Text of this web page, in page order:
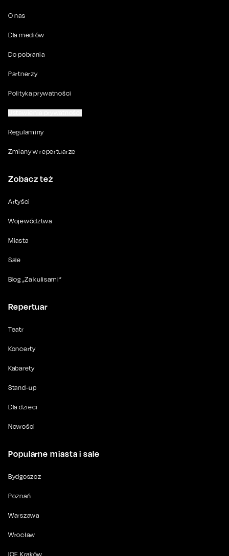
O nas
Dla mediów
Do pobrania
Partnerzy
Polityka prywatności
Regulaminy
Zmiany w repertuarze
Zobacz też
Artyści
Województwa
Miasta
Sale
Blog „Za kulisami”
Repertuar
Teatr
Koncerty
Kabarety
Stand-up
Dla dzieci
Nowości
Popularne miasta i sale
Bydgoszcz
Poznań
Warszawa
Wrocław
ICE Kraków